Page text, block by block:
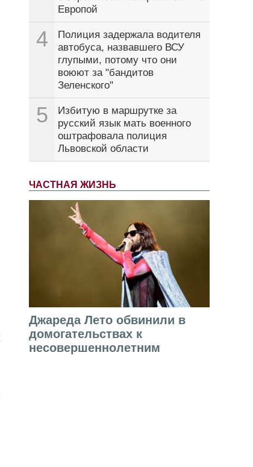
Европой
4
Полиция задержала водителя
автобуса, назвавшего ВСУ
глупыми, потому что они
воюют за "бандитов
Зеленского"
5
Избитую в маршрутке за
русский язык мать военного
оштрафовала полиция
Львовской области
ЧАСТНАЯ ЖИЗНЬ
Джареда Лето обвинили в
домогательствах к
несовершеннолетним